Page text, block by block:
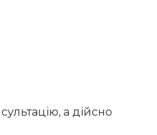
а дійсно